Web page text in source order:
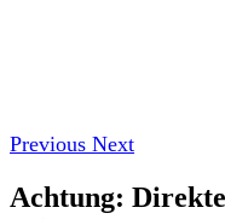
Previous Next
Achtung: